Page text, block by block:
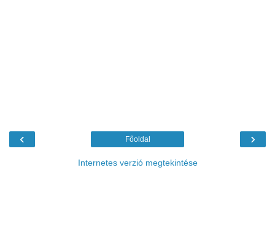
‹ ›
Főoldal
Internetes verzió megtekintése